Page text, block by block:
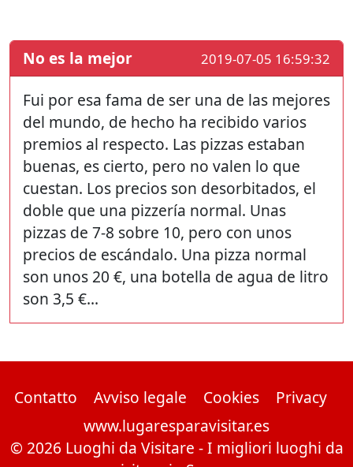
No es la mejor 2019-07-05 16:59:32
Fui por esa fama de ser una de las mejores
del mundo, de hecho ha recibido varios
premios al respecto. Las pizzas estaban
buenas, es cierto, pero no valen lo que
cuestan. Los precios son desorbitados, el
doble que una pizzería normal. Unas
pizzas de 7-8 sobre 10, pero con unos
precios de escándalo. Una pizza normal
son unos 20 €, una botella de agua de litro
son 3,5 €...
Contatto Avviso legale Cookies
Privacy
www.lugaresparavisitar.es
© 2026 Luoghi da Visitare - I migliori luoghi da